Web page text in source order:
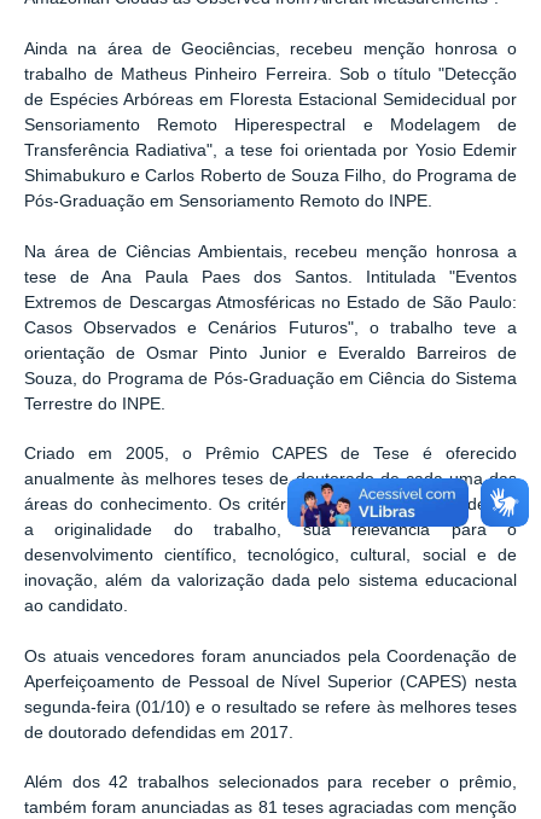
Ainda na área de Geociências, recebeu menção honrosa o
trabalho de Matheus Pinheiro Ferreira. Sob o título "Detecção
de Espécies Arbóreas em Floresta Estacional Semidecidual por
Sensoriamento Remoto Hiperespectral e Modelagem de
Transferência Radiativa", a tese foi orientada por Yosio Edemir
Shimabukuro e Carlos Roberto de Souza Filho, do Programa de
Pós-Graduação em Sensoriamento Remoto do INPE.
Na área de Ciências Ambientais, recebeu menção honrosa a
tese de Ana Paula Paes dos Santos. Intitulada "Eventos
Extremos de Descargas Atmosféricas no Estado de São Paulo:
Casos Observados e Cenários Futuros", o trabalho teve a
orientação de Osmar Pinto Junior e Everaldo Barreiros de
Souza, do Programa de Pós-Graduação em Ciência do Sistema
Terrestre do INPE.
Criado em 2005, o Prêmio CAPES de Tese é oferecido
anualmente às melhores teses de doutorado de cada uma das
áreas do conhecimento. Os critérios de premiação consideram
a originalidade do trabalho, sua relevância para o
desenvolvimento científico, tecnológico, cultural, social e de
inovação, além da valorização dada pelo sistema educacional
ao candidato.
Os atuais vencedores foram anunciados pela Coordenação de
Aperfeiçoamento de Pessoal de Nível Superior (CAPES) nesta
segunda-feira (01/10) e o resultado se refere às melhores teses
de doutorado defendidas em 2017.
Além dos 42 trabalhos selecionados para receber o prêmio,
também foram anunciadas as 81 teses agraciadas com menção